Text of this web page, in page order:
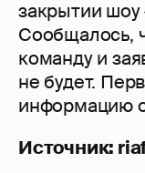
закрытии шоу
Сообщалось,
команду и
не будет.
информацию
Источник: